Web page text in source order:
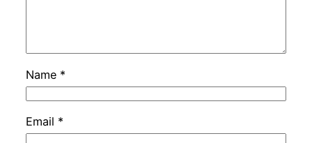
Name *
Email *